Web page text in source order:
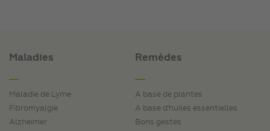
Maladies
Maladie de Lyme
Fibromyalgie
Alzheimer
Remèdes
A base de plantes
A base d'huiles essentielles
Bons gestes